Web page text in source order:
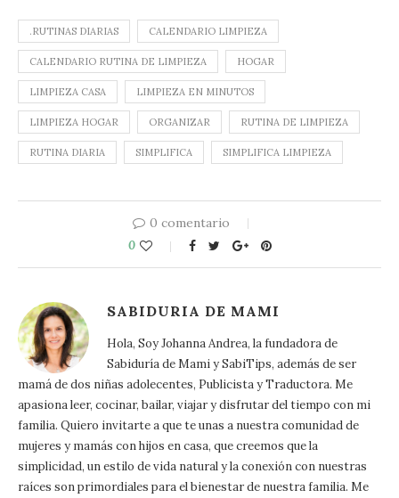
.RUTINAS DIARIAS CALENDARIO LIMPIEZA
CALENDARIO RUTINA DE LIMPIEZA HOGAR
LIMPIEZA CASA LIMPIEZA EN MINUTOS
LIMPIEZA HOGAR ORGANIZAR RUTINA DE LIMPIEZA
RUTINA DIARIA SIMPLIFICA SIMPLIFICA LIMPIEZA
0 comentario
0
SABIDURIA DE MAMI
Hola, Soy Johanna Andrea, la fundadora de
Sabiduría de Mami y SabiTips, además de ser
mamá de dos niñas adolecentes, Publicista y Traductora. Me
apasiona leer, cocinar, bailar, viajar y disfrutar del tiempo con mi
familia. Quiero invitarte a que te unas a nuestra comunidad de
mujeres y mamás con hijos en casa, que creemos que la
simplicidad, un estilo de vida natural y la conexión con nuestras
raíces son primordiales para el bienestar de nuestra familia. Me